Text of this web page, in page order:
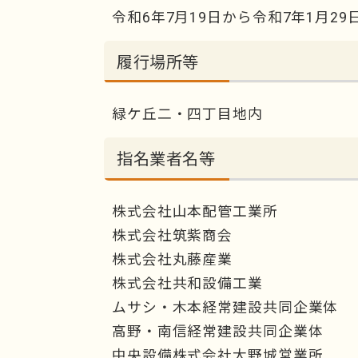
令和6年7月19日から令和7年1月29
履行場所等
緑ケ丘二・四丁目地内
指名業者名等
株式会社山本配管工業所
株式会社筑紫商会
株式会社丸藤産業
株式会社共和設備工業
ムサシ・木本経常建設共同企業体
高野・南信経常建設共同企業体